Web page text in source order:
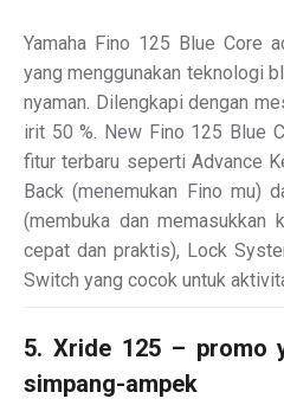
Yamaha Fino 125 Blue Core
yang menggunakan teknologi
nyaman. Dilengkapi dengan
irit 50 %. New Fino 125 Blue
fitur terbaru seperti Advance
Back (menemukan Fino mu)
(membuka dan memasukkan
cepat dan praktis), Lock
Switch yang cocok untuk
5. Xride 125 – promo
simpang-ampek